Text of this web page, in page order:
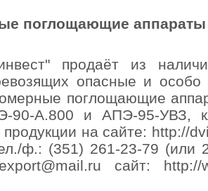
поглощающие аппараты
продаёт из
опасные и
поглощающие
90-А.800 и АПЭ-95-УВЗ,
на сайте: http://
ф.: (351) 261-23-79 (или
сайт: http://